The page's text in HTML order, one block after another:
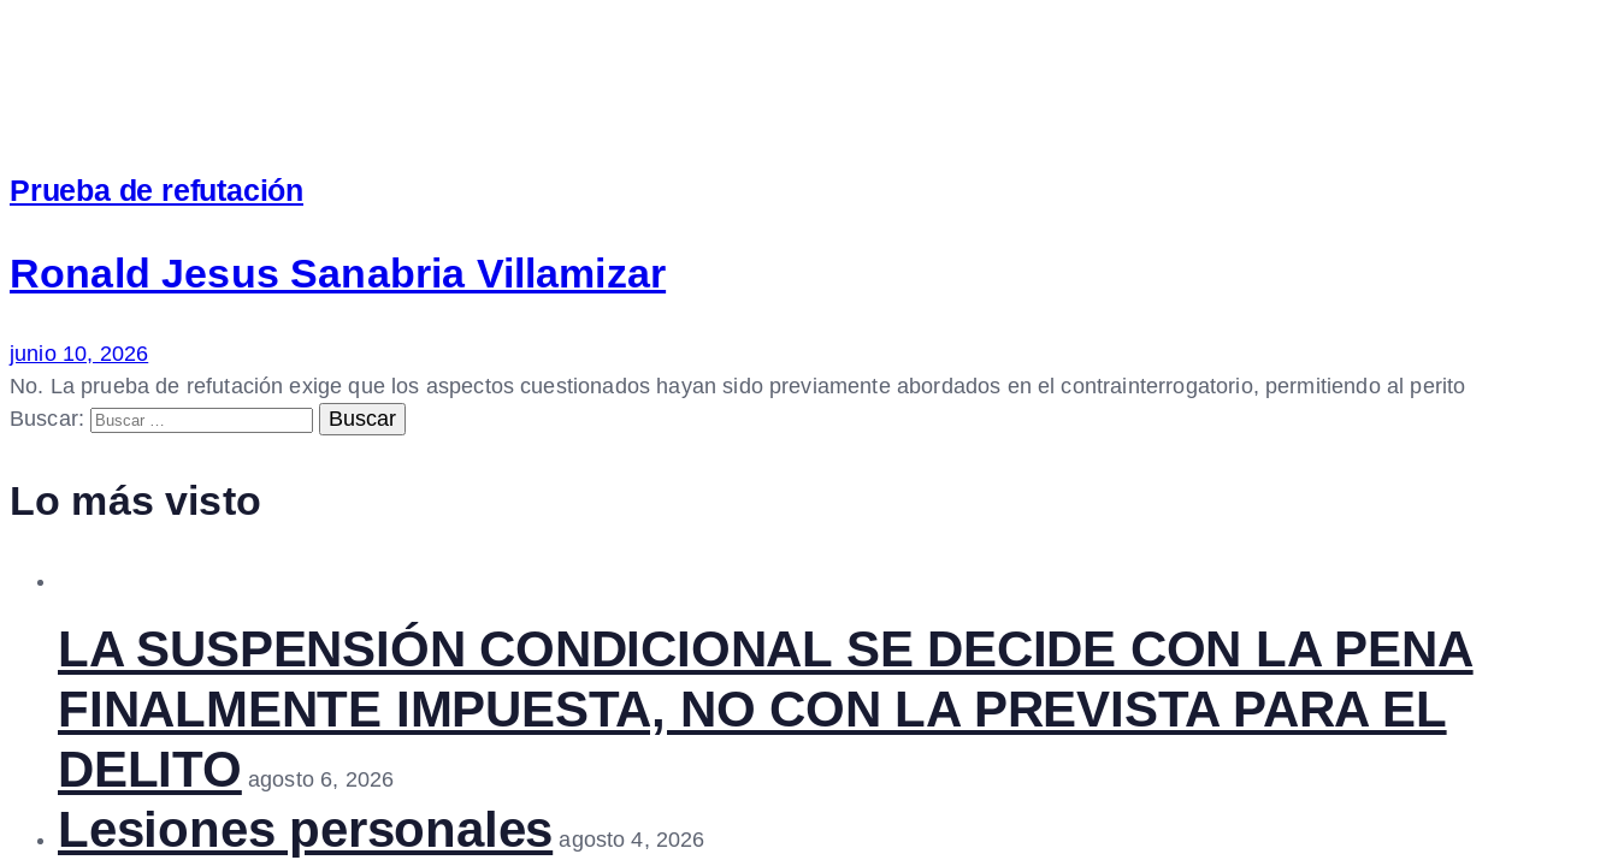
Prueba de refutación
Ronald Jesus Sanabria Villamizar
junio 10, 2026
No. La prueba de refutación exige que los aspectos cuestionados hayan sido previamente abordados en el contrainterrogatorio, permitiendo al perito
Buscar:
Lo más visto
LA SUSPENSIÓN CONDICIONAL SE DECIDE CON LA PENA
FINALMENTE IMPUESTA, NO CON LA PREVISTA PARA EL
DELITO agosto 6, 2026
Lesiones personales agosto 4, 2026